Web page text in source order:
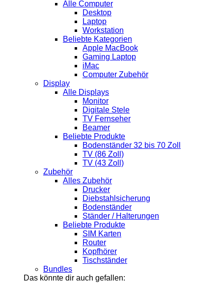
Alle Computer
Desktop
Laptop
Workstation
Beliebte Kategorien
Apple MacBook
Gaming Laptop
iMac
Computer Zubehör
Display
Alle Displays
Monitor
Digitale Stele
TV Fernseher
Beamer
Beliebte Produkte
Bodenständer 32 bis 70 Zoll
TV (86 Zoll)
TV (43 Zoll)
Zubehör
Alles Zubehör
Drucker
Diebstahlsicherung
Bodenständer
Ständer / Halterungen
Beliebte Produkte
SIM Karten
Router
Kopfhörer
Tischständer
Bundles
Das könnte dir auch gefallen: